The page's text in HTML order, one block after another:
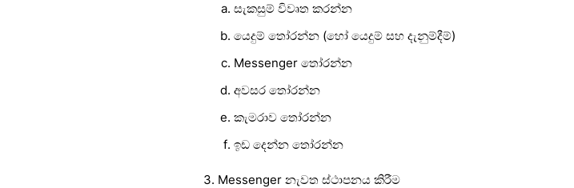
සැකසුම් විවෘත කරන්න
යෙදුම් තෝරන්න (හෝ යෙදුම් සහ දැනුම්දීම්)
Messenger තෝරන්න
අවසර තෝරන්න
කැමරාව තෝරන්න
ඉඩ දෙන්න තෝරන්න
Messenger නැවත ස්ථාපනය කිරීම